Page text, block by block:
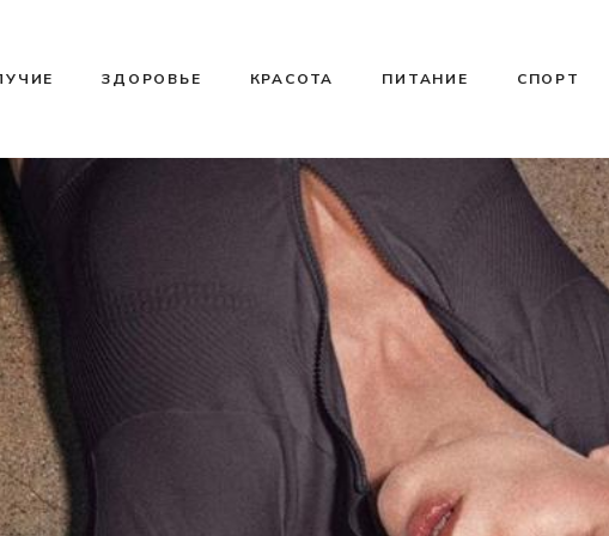
ЗДОРОВЬЕ КРАСОТА ПИТАНИЕ СПОРТ